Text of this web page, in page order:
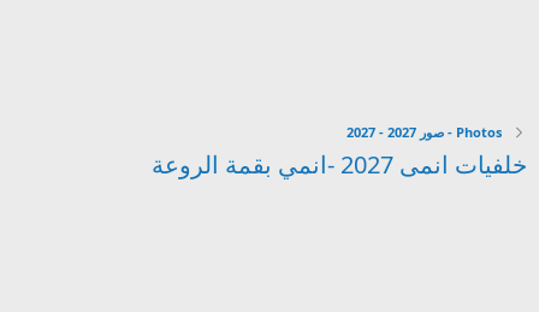
Photos - صور 2027 - 2027
خلفيات انمى 2027 -انمي بقمة الروعة